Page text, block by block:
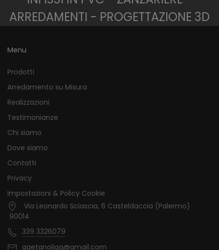
ARREDAMENTI - PROGETTAZIONE 3D
Menu
Prodotti
Arredamento su Misura
Realizzazioni
Testimonianze
Chi siamo
Dove siamo
Contatti
Privacy
Impostazioni & Policy Cookie
Via Leonardo Sciascia, 6 Casteldaccia (Palermo)
90014
339 3326079
gaetanoliga@gmail.com